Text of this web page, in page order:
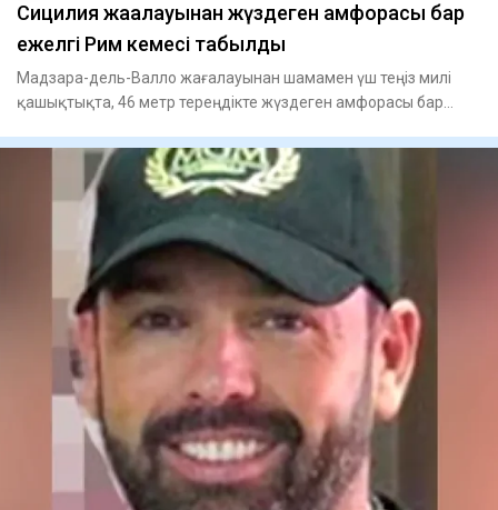
Сицилия жағалауынан жүздеген амфорасы бар
ежелгі Рим кемесі табылды
Мадзара-дель-Валло жағалауынан шамамен үш теңіз милі
қашықтықта, 46 метр тереңдікте жүздеген амфорасы бар